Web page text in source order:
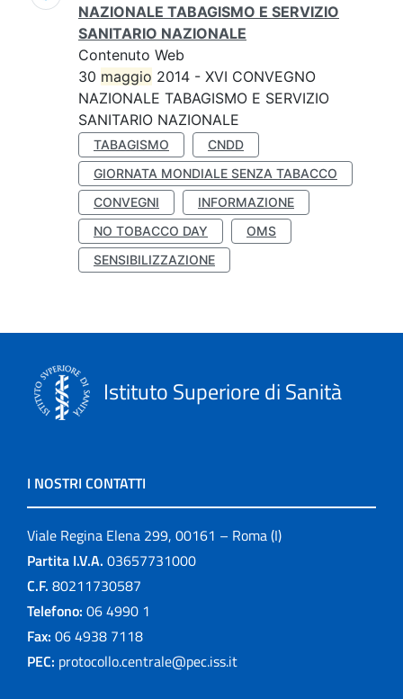
NAZIONALE TABAGISMO E SERVIZIO
SANITARIO NAZIONALE
Contenuto Web
30 maggio 2014 - XVI CONVEGNO
NAZIONALE TABAGISMO E SERVIZIO
SANITARIO NAZIONALE
TABAGISMO
CNDD
GIORNATA MONDIALE SENZA TABACCO
CONVEGNI
INFORMAZIONE
NO TOBACCO DAY
OMS
SENSIBILIZZAZIONE
Istituto Superiore di Sanità
I NOSTRI CONTATTI
Viale Regina Elena 299, 00161 – Roma (I)
Partita I.V.A. 03657731000
C.F. 80211730587
Telefono: 06 4990 1
Fax: 06 4938 7118
PEC: protocollo.centrale@pec.iss.it